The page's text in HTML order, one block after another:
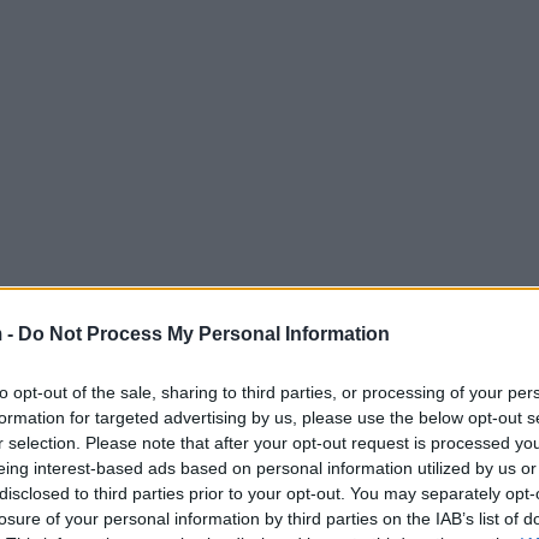
- Do Not Process My Personal Information
opt-out of the sale, sharing to third parties, or processing of your
for targeted advertising by us, please use the below opt-out
selection. Please note that after your opt-out request is processed
interest-based ads based on personal information utilized by us
to third parties prior to your opt-out. You may separately
of your personal information by third parties on the IAB’s list of
in verband met een fatale schietpartij in
voorval heeft niet alleen geleid tot
veel vragen over de veiligheid in onze
van veiligheid in de buurt?
burger, wat een golf van
en de gemeenschap wachten met